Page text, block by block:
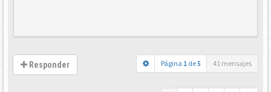
Responder Página 1 de5 41 mensajes